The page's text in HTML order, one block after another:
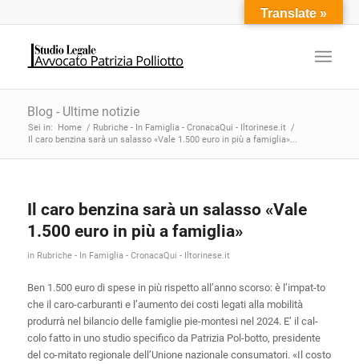
Blog - Ultime notizie
Sei in: Home / Rubriche - In Famiglia - CronacaQui - Iltorinese.it /
Il caro benzina sarà un salasso «Vale 1.500 euro in più a famiglia»...
Il caro benzina sarà un salasso «Vale
1.500 euro in più a famiglia»
in Rubriche - In Famiglia - CronacaQui - Iltorinese.it
Ben 1.500 euro di spese in più rispetto all’anno scorso: è l’impat-to
che il caro-carburanti e l’aumento dei costi legati alla mobilità
produrrà nel bilancio delle famiglie pie-montesi nel 2024. E’ il cal-
colo fatto in uno studio specifico da Patrizia Pol-botto, presidente
del co-mitato regionale dell’Unione nazionale consumatori. «Il costo
Translate »